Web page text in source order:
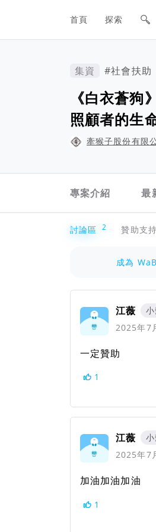
網站主要導航欄
首頁 探索
集資 #社會扶助
《白衣蒼
照顧者的生
牽猴子股份有限
專案介紹
最
討論區 2 贊助支持
成為
江薇
2025年7
一定贊助
1
江薇
2025年7
加油加油加油
1